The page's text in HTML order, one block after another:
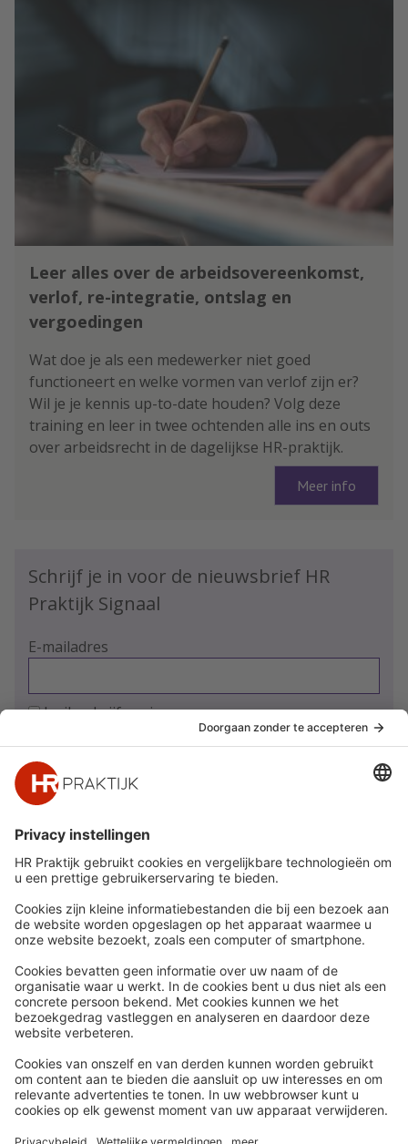
Leer alles over de arbeidsovereenkomst,
verlof, re-integratie, ontslag en
vergoedingen
Wat doe je als een medewerker niet goed
functioneert en welke vormen van verlof zijn er?
Wil je je kennis up-to-date houden? Volg deze
training en leer in twee ochtenden alle ins en outs
over arbeidsrecht in de dagelijkse HR-praktijk.
Meer info
Schrijf je in voor de nieuwsbrief HR
Praktijk Signaal
E-mailadres
Ja, ik schrijf me in
Snel naar
Nieuws
Whitepapers
Webinars
Word lid
Contact
Meer
HR Academy
HR Podcast
CHRO
HR Day
Volg Ons